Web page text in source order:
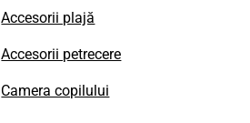
Accesorii plajă
Accesorii petrecere
Camera copilului